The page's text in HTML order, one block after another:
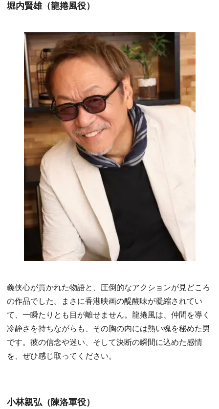
堀内賢雄（龍捲風役）
義侠心が貫かれた物語と、圧倒的なアクションが見どころ
の作品でした。まさに香港映画の醍醐味が凝縮されてい
て、一瞬たりとも目が離せません。龍捲風は、仲間を導く
冷静さを持ちながらも、その胸の内には熱い魂を秘めた男
です。彼の信念や迷い、そして決断の瞬間に込めた感情
を、ぜひ感じ取ってください。
小林親弘（陳洛軍役）